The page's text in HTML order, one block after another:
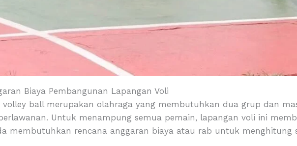
Biaya Pembangunan Lapangan Voli
volley ball merupakan olahraga yang membutuhkan dua grup dan
Untuk menampung semua pemain, lapangan voli ini
membutuhkan rencana anggaran biaya atau rab untuk menghitung